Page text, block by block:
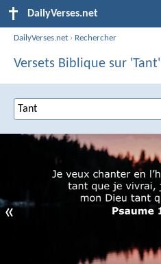
DailyVerses.net
DailyVerses.net › Rechercher
Versets Biblique sur 'Tant'
«